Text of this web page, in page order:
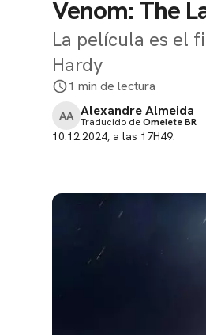
Venom: The
La película es el
Hardy
1 min de lectura
AA Alexandre Almeida
Traducido deOmelete BR
10.12.2024, a las 17H49.